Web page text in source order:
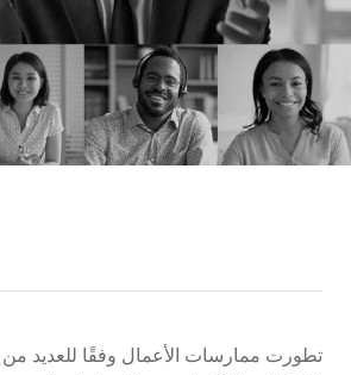
تطورت ممارسات الأعمال وفقًا للعديد من